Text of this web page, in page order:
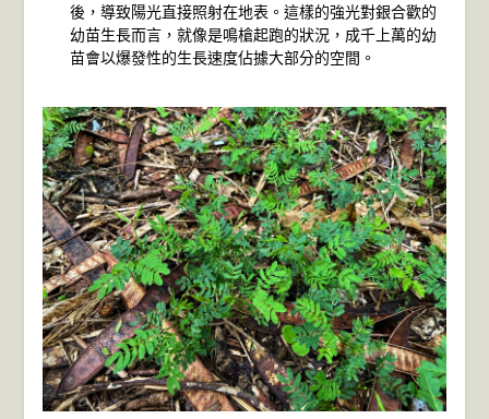
後，導致陽光直接照射在地表。這樣的強光對銀合歡的
幼苗生長而言，就像是鳴槍起跑的狀況，成千上萬的幼
苗會以爆發性的生長速度佔據大部分的空間。